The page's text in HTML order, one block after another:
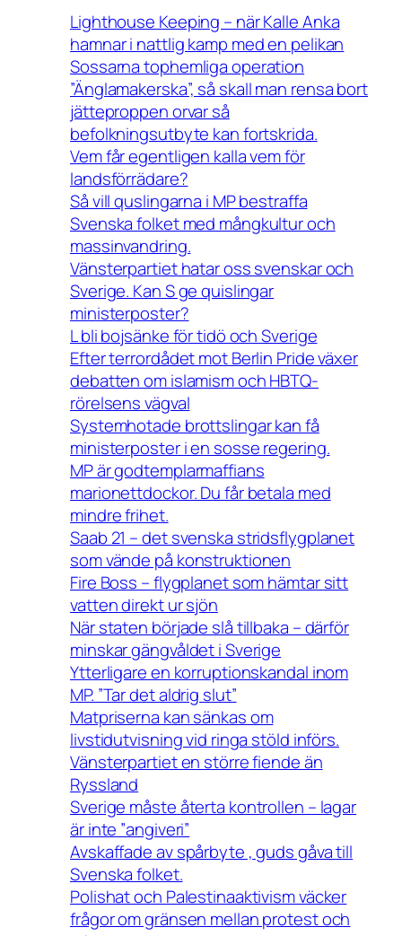
Lighthouse Keeping – när Kalle Anka
hamnar i nattlig kamp med en pelikan
Sossarna tophemliga operation
”Änglamakerska”, så skall man rensa bort
jätteproppen orvar så
befolkningsutbyte kan fortskrida.
Vem får egentligen kalla vem för
landsförrädare?
Så vill quslingarna i MP bestraffa
Svenska folket med mångkultur och
massinvandring.
Vänsterpartiet hatar oss svenskar och
Sverige. Kan S ge quislingar
ministerposter?
L bli bojsänke för tidö och Sverige
Efter terrordådet mot Berlin Pride växer
debatten om islamism och HBTQ-
rörelsens vägval
Systemhotade brottslingar kan få
ministerposter i en sosse regering.
MP är godtemplarmaffians
marionettdockor. Du får betala med
mindre frihet.
Saab 21 – det svenska stridsflygplanet
som vände på konstruktionen
Fire Boss – flygplanet som hämtar sitt
vatten direkt ur sjön
När staten började slå tillbaka – därför
minskar gängvåldet i Sverige
Ytterligare en korruptionskandal inom
MP. ”Tar det aldrig slut”
Matpriserna kan sänkas om
livstidutvisning vid ringa stöld införs.
Vänsterpartiet en större fiende än
Ryssland
Sverige måste återta kontrollen – lagar
är inte ”angiveri”
Avskaffade av spårbyte , guds gåva till
Svenska folket.
Polishat och Palestinaaktivism väcker
frågor om gränsen mellan protest och